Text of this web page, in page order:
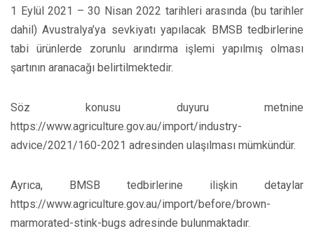
1 Eylül 2021 – 30 Nisan 2022 tarihleri arasında (bu tarihler
dahil) Avustralya’ya sevkiyatı yapılacak BMSB tedbirlerine
tabi ürünlerde zorunlu arındırma işlemi yapılmış olması
şartının aranacağı belirtilmektedir.
Söz konusu duyuru metnine
https://www.agriculture.gov.au/import/industry-
advice/2021/160-2021 adresinden ulaşılması mümkündür.
Ayrıca, BMSB tedbirlerine ilişkin detaylar
https://www.agriculture.gov.au/import/before/brown-
marmorated-stink-bugs adresinde bulunmaktadır.